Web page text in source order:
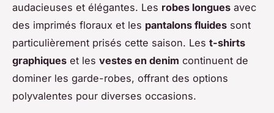
audacieuses et élégantes. Les robes longues avec
des imprimés floraux et les pantalons fluides sont
particulièrement prisés cette saison. Les t-shirts
graphiques et les vestes en denim continuent de
dominer les garde-robes, offrant des options
polyvalentes pour diverses occasions.